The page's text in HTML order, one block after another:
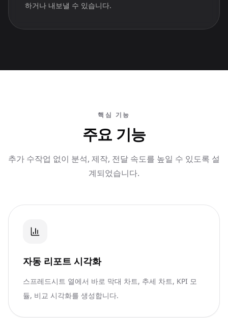
하거나 내보낼 수 있습니다.
핵심 기능
주요 기능
추가 수작업 없이 분석, 제작, 전달 속도를 높일 수 있도록 설
계되었습니다.
자동 리포트 시각화
스프레드시트 열에서 바로 막대 차트, 추세 차트, KPI 모
듈, 비교 시각화를 생성합니다.